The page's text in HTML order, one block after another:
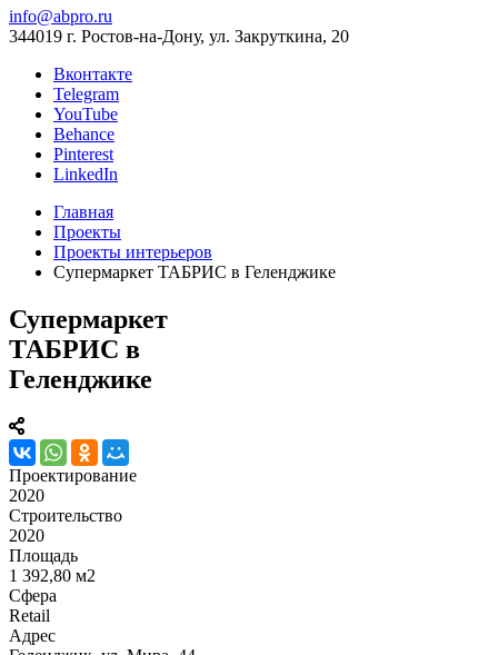
info@abpro.ru
344019 г. Ростов-на-Дону, ул. Закруткина, 20
Вконтакте
Telegram
YouTube
Behance
Pinterest
LinkedIn
Главная
Проекты
Проекты интерьеров
Супермаркет ТАБРИС в Геленджике
Супермаркет
ТАБРИС в
Геленджике
Проектирование
2020
Строительство
2020
Площадь
1 392,80 м2
Сфера
Retail
Адрес